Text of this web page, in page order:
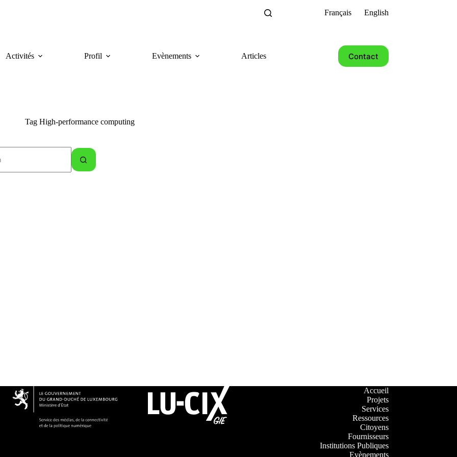
Français English
Activités Profil Evènements Articles Contact
Tag High-performance computing
Accueil
Projets
Services
Ressources
Citoyens
Fournisseurs
Institutions Publiques
Evènements